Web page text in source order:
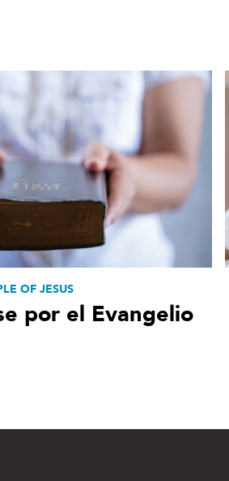
OF JESUS
por el Evangelio